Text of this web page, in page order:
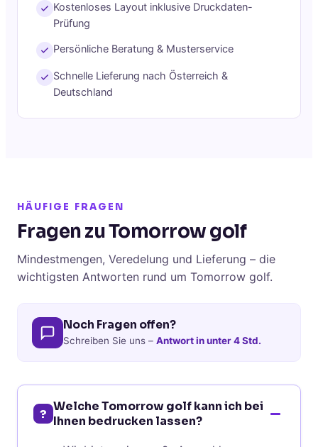
Kostenloses Layout inklusive Druckdaten-
Prüfung
Persönliche Beratung & Musterservice
Schnelle Lieferung nach Österreich &
Deutschland
HÄUFIGE FRAGEN
Fragen zu Tomorrow golf
Mindestmengen, Veredelung und Lieferung – die
wichtigsten Antworten rund um Tomorrow golf.
Noch Fragen offen?
Schreiben Sie uns – Antwort in unter 4 Std.
? Welche Tomorrow golf kann ich bei
Ihnen bedrucken lassen?